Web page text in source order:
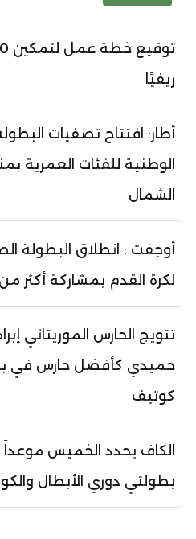
ريفيًا
أطار: افتتاح تصفيات
الوطنية للفئات العمرية
الشمال
أوجفت : انطلاق البطولة
لكرة القدم بمشاركة أكثر من 10 فرق
تتويج الحارس الموريتاني
حميدي كأفضل حارس في
كوتيف
الكاف يحدد الخميس موعداً
بطولتي دوري الأبطال